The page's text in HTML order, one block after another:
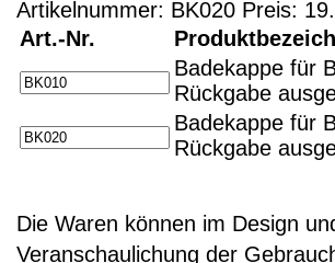
Artikelnummer: BK020 Preis:
Art.-Nr.
Badekappe für
Rückgabe
Badekappe für
Rückgabe
Die Waren können im Design
Veranschaulichung der